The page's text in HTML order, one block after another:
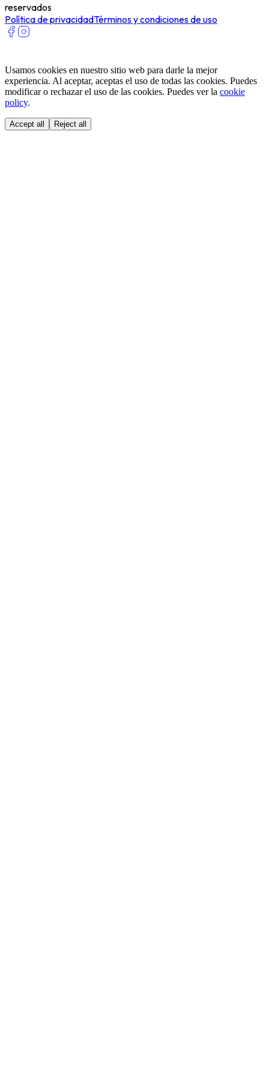
reservados
Política de privacidadTérminos y condiciones de uso
Usamos cookies en nuestro sitio web para darle la mejor
experiencia. Al aceptar, aceptas el uso de todas las cookies. Puedes
modificar o rechazar el uso de las cookies. Puedes ver la cookie
policy.
Accept all Reject all